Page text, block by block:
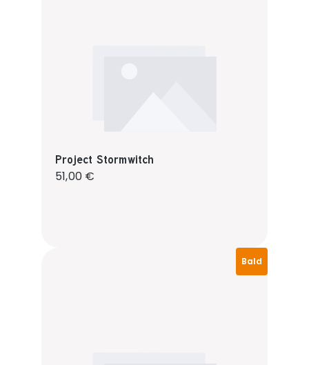
Project Stormwitch
Regulärer Preis:
51,00 €
Bald